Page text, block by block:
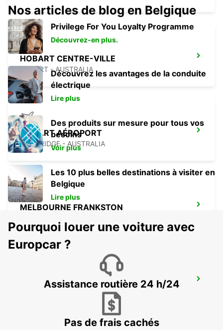
HOBART CENTRE-VILLE
HOBART - AUSTRALIA
HOBART AÉROPORT
CAMBRIDGE - AUSTRALIA
MELBOURNE FRANKSTON
MELBOURNE DANDENONG
DANDENONG - AUSTRALIA
Nos articles de blog en Belgique
Privilege For You Loyalty Programme
Découvrez-en plus.
Découvrez les avantages de la conduite
électrique
Lire plus
Des produits sur mesure pour tous vos
besoins
Voir plus
Les 10 plus belles destinations à visiter en
Belgique
Lire plus
Pourquoi louer une voiture avec
Europcar ?
Assistance routière 24 h/24
Pas de frais cachés